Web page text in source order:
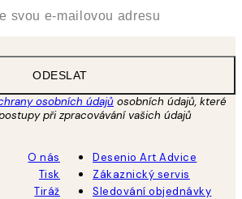
ODESLAT
osobních údajů osobních údajů, které
při zpracovávání vašich údajů
O nás
Tisk
Tiráž
Desenio Art Advice
Zákaznický servis
Sledování objednávky